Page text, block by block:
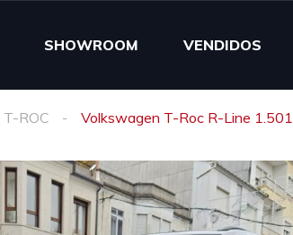
SHOWROOM VENDIDOS
T-ROC Volkswagen T-Roc R-Line